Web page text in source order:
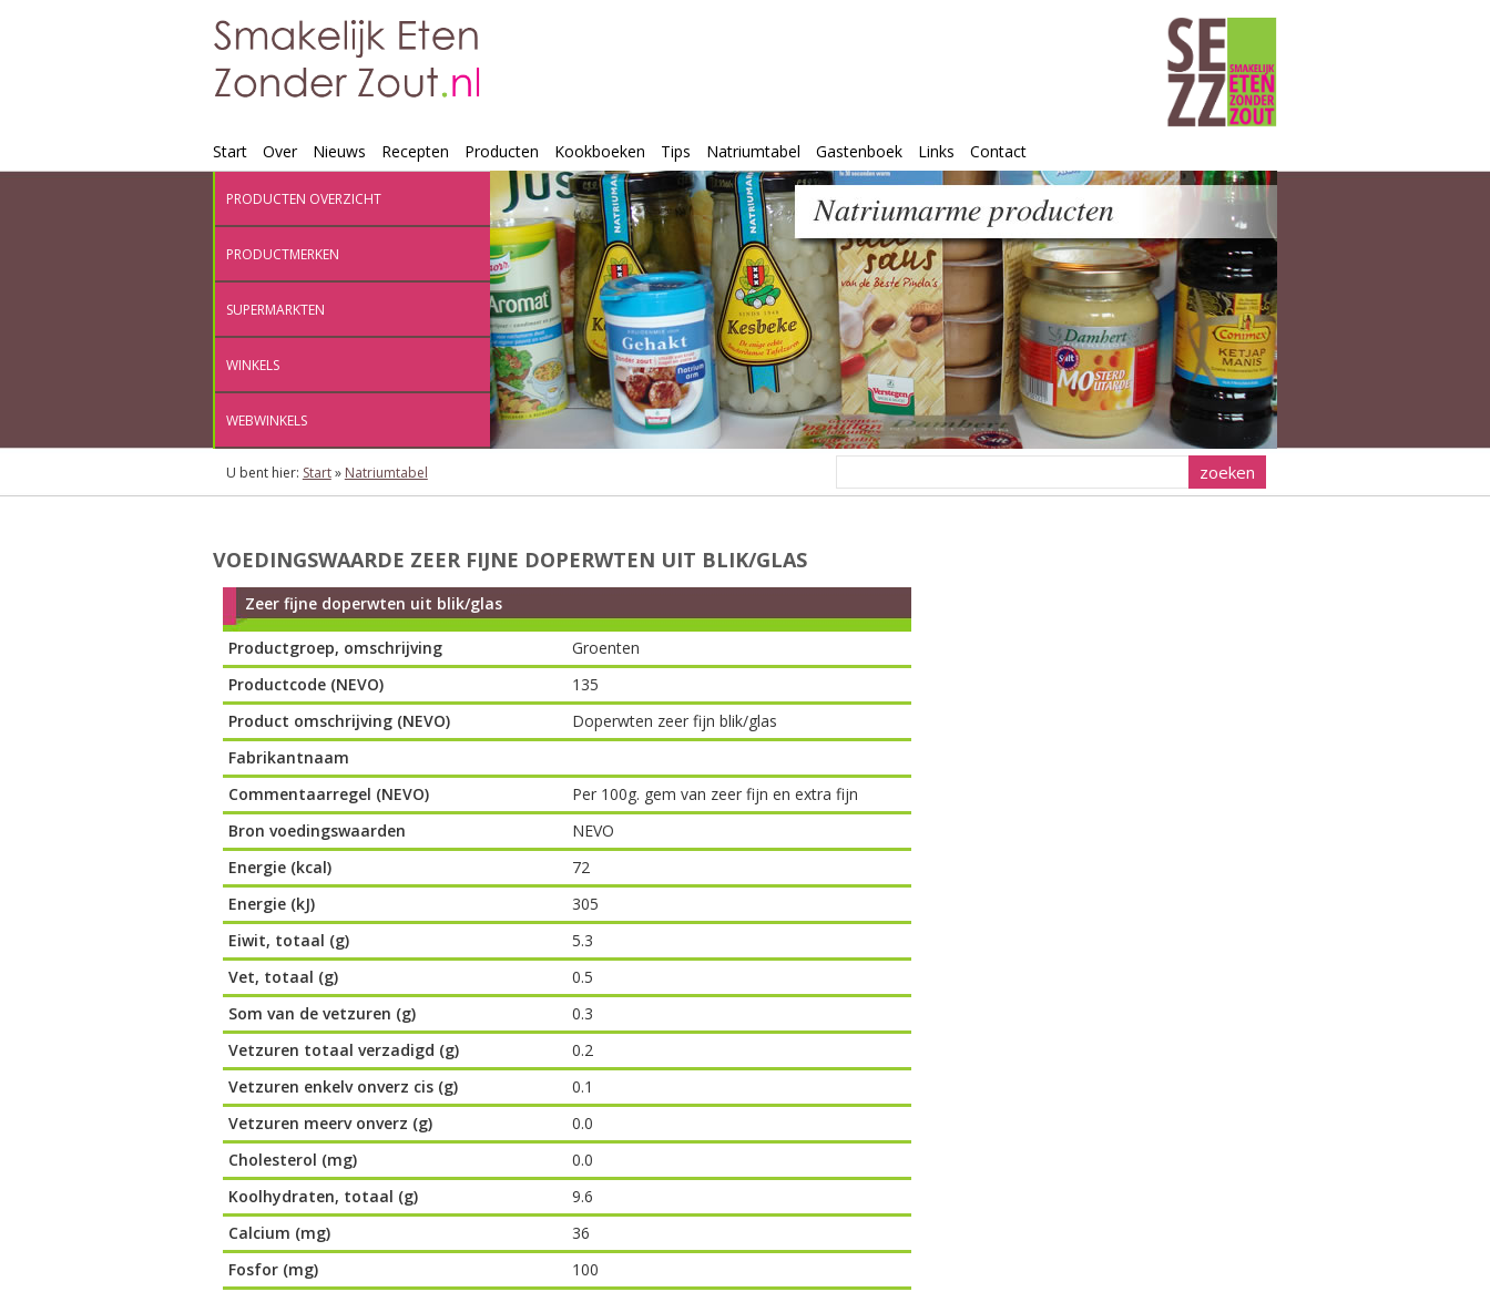
Start Over Nieuws Recepten Producten Kookboeken Tips Natriumtabel Gastenboek Links Contact
PRODUCTEN OVERZICHT
PRODUCTMERKEN
SUPERMARKTEN
WINKELS
WEBWINKELS
U bent hier: Start» Natriumtabel
VOEDINGSWAARDE ZEER FIJNE DOPERWTEN UIT BLIK/GLAS
Zeer fijne doperwten uit blik/glas
Productgroep, omschrijving
Groenten
Productcode (NEVO)
135
Product omschrijving (NEVO)
Doperwten zeer fijn blik/glas
Fabrikantnaam
Commentaarregel (NEVO)
Per 100g. gem van zeer fijn en extra fijn
Bron voedingswaarden
NEVO
Energie (kcal)
72
Energie (kJ)
305
Eiwit, totaal (g)
5.3
Vet, totaal (g)
0.5
Som van de vetzuren (g)
0.3
Vetzuren totaal verzadigd (g)
0.2
Vetzuren enkelv onverz cis (g)
0.1
Vetzuren meerv onverz (g)
0.0
Cholesterol (mg)
0.0
Koolhydraten, totaal (g)
9.6
Calcium (mg)
36
Fosfor (mg)
100